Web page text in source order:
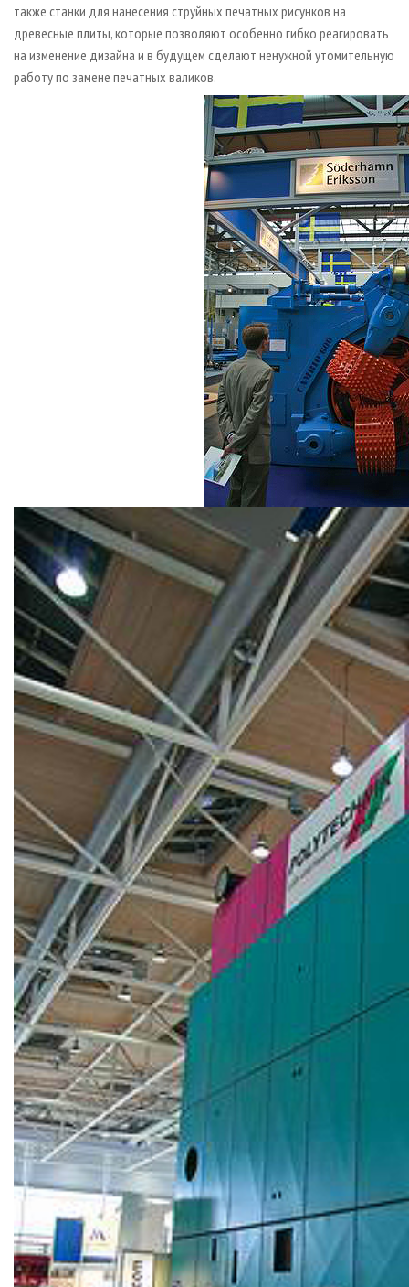
также станки для нанесения струйных печатных рисунков на
древесные плиты, которые позволяют особенно гибко реагировать
на изменение дизайна и в будущем сделают ненужной утомительную
работу по замене печатных валиков.